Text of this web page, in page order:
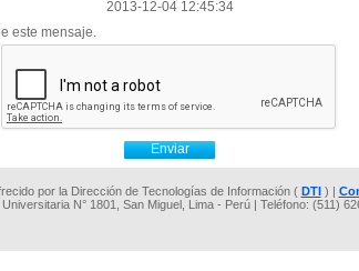
2013-12-04 12:45:34
este mensaje.
por la Dirección de Tecnologías de Información ( DTI) |
Universitaria N° 1801, San Miguel, Lima - Perú | Teléfono: (511)